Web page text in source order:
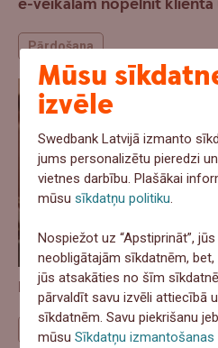
e-veikalam nopelnīt klienta
Pārdošana
Ražošana aug, bet
Ekonomika
Mūsu
izvēle
Swedbank Latvijā izmanto
jums personalizētu pieredzi
vietnes darbību. Plašākai
mūsusīkdatņu politiku.
Nospiežot uz “Apstiprināt”,
neobligātajām sīkdatnēm,
jūs atsakāties no šīm
pārvaldīt savu izvēli attiecībā
sīkdatnēm. Savu piekrišanu
mūsuSīkdatņu izmantošanas